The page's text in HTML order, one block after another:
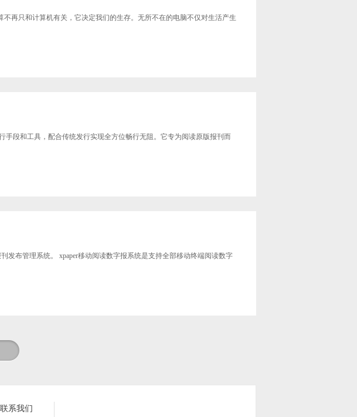
再只和计算机有关，它决定我们的生存。无所不在的电脑不仅对生活产生
手段和工具，配合传统发行实现全方位畅行无阻。它专为阅读原版报刊而
发布管理系统。 xpaper移动阅读数字报系统是支持全部移动终端阅读数字
联系我们